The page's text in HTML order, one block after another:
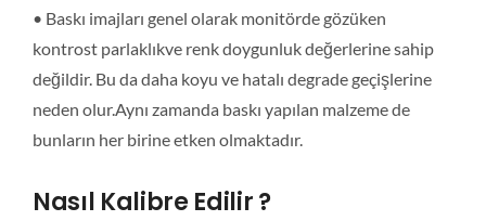
• Baskı imajları genel olarak monitörde gözüken
kontrost parlaklıkve renk doygunluk değerlerine sahip
değildir. Bu da daha koyu ve hatalı degrade geçişlerine
neden olur.Aynı zamanda baskı yapılan malzeme de
bunların her birine etken olmaktadır.
Nasıl Kalibre Edilir ?